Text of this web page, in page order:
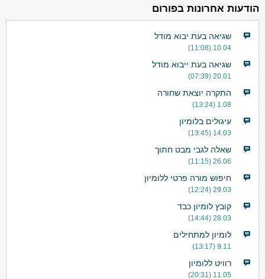
הודעות אחרונות בפורום
שגיאה בעת יבוא מודל
10.04 (11:08)
שגיאה בעת ייבוא מודל
20.01 (07:39)
התקרה יוצאת שחורה
1.08 (13:24)
עיגולים בלומיון
14.03 (13:45)
שאלה לגבי מבט חתוך
26.06 (11:15)
חיפוש מורה פרטי ללומיון
29.03 (12:24)
קובץ לומיון כבד
28.03 (14:44)
לומיון למתחילים
9.11 (13:17)
רוויט ללומיון
11.05 (20:31)